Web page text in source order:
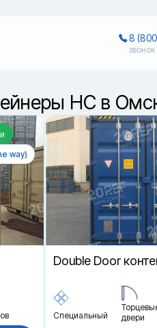
8
HC в
way)
Double Door
Специальный
двери